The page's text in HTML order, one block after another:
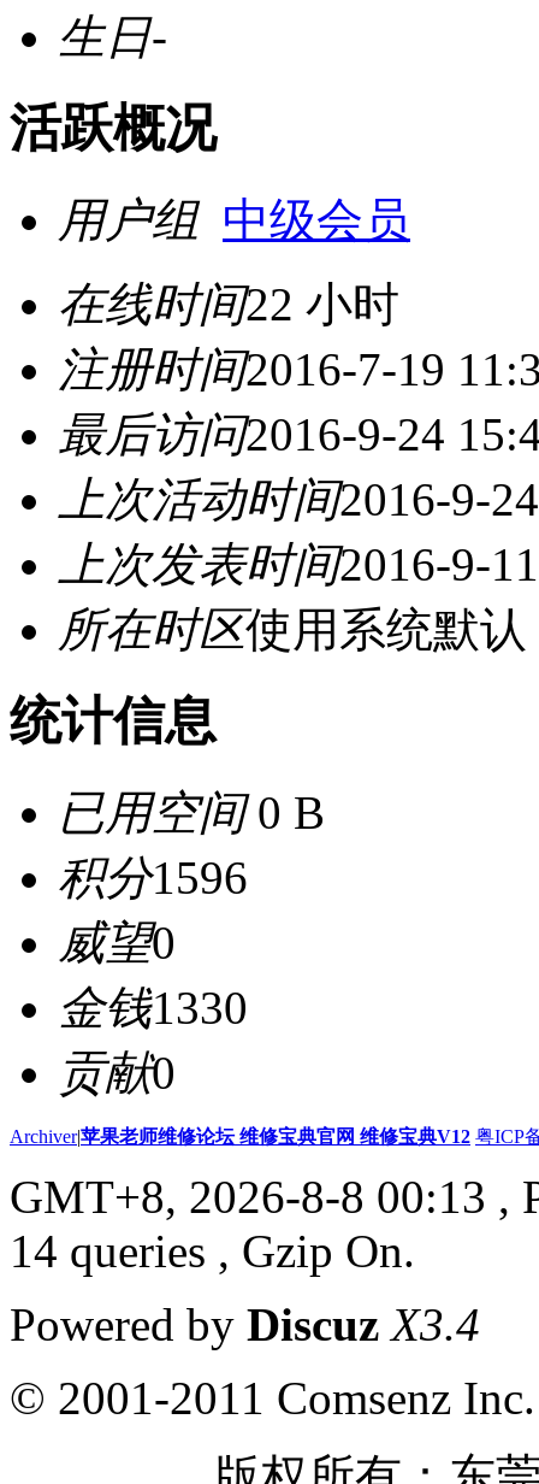
生日-
活跃概况
用户组 中级会员
在线时间22 小时
注册时间2016-7-19
最后访问2016-9-24
上次活动时间2016-9-
上次发表时间2016-9-
所在时区使用系统默认
统计信息
已用空间0 B
积分1596
威望0
金钱1330
贡献0
Archiver|苹果老师维修论坛 维修宝典官网 维修宝典V12 粤ICP
GMT+8, 2026-8-8 00:13 ,
14 queries , Gzip On.
Powered by Discuz X3.4
© 2001-2011 Comsenz Inc.